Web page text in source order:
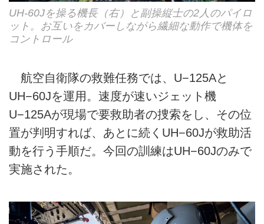
UH-60Jを操る機長（右）と副操縦士の2人のパイロ
ット。お互いをカバーしながら繊細な動作で機体を
コントロール
航空自衛隊の救難任務では、U−125Aと
UH−60Jを運用。速度が速いジェット機
U−125Aが現場で要救助者の捜索をし、その位
置が判明すれば、あとに続くUH−60Jが救助活
動を行う手順だ。今回の訓練はUH−60Jのみで
実施された。